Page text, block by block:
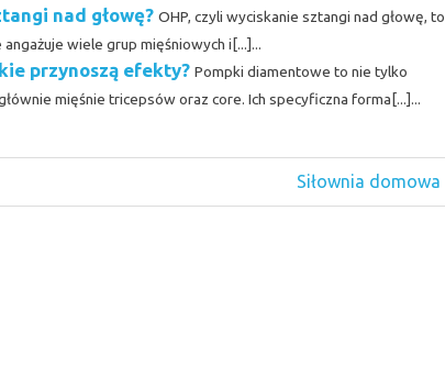
nad głowę? OHP, czyli wyciskanie sztangi nad głowę, to
wiele grup mięśniowych i[...]...
przynoszą efekty? Pompki diamentowe to nie tylko
mięśnie tricepsów oraz core. Ich specyficzna forma[...]...
Next
Post:
Siłownia domowa